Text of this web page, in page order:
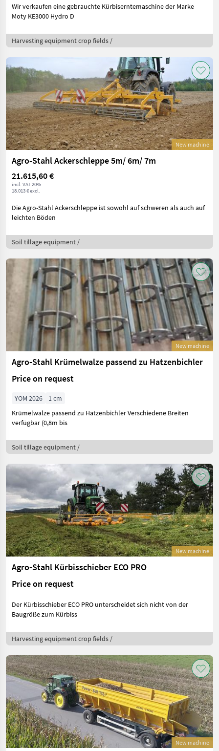
Wir verkaufen eine gebrauchte Kürbiserntemaschine der Marke
Moty KE3000 Hydro D
Harvesting equipment crop fields /
New machine
Agro-Stahl Ackerschleppe 5m/ 6m/ 7m
21.615,60 €
incl. VAT 20%
18.013 € excl.
Die Agro-Stahl Ackerschleppe ist sowohl auf schweren als auch auf
leichten Böden
Soil tillage equipment /
New machine
Agro-Stahl Krümelwalze passend zu Hatzenbichler
Price on request
YOM 2026
1 cm
Krümelwalze passend zu Hatzenbichler Verschiedene Breiten
verfügbar (0,8m bis
Soil tillage equipment /
New machine
Agro-Stahl Kürbisschieber ECO PRO
Price on request
Der Kürbisschieber ECO PRO unterscheidet sich nicht von der
Baugröße zum Kürbiss
Harvesting equipment crop fields /
New machine